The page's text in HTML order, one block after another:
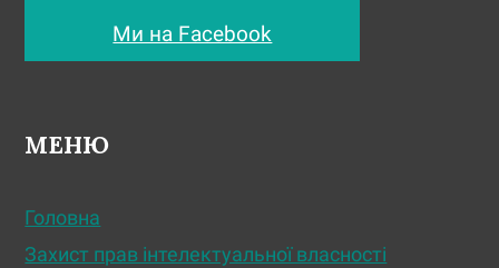
Ми на Facebook
МЕНЮ
Головна
Захист прав інтелектуальної власності